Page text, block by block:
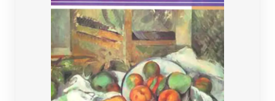
علوم اجتماعی
ادیان و اساطیر
ادبیات آمریکای لاتین
ادبیات آلمان
ادبیات ترکیه
ادبیات آسیا
سایر کشورهای اروپا